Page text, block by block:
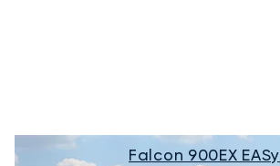
Falcon 900EX EASy